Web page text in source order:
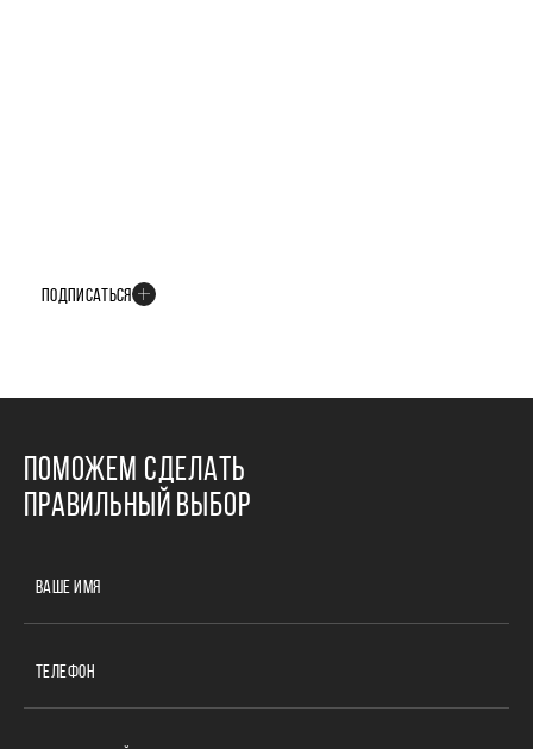
ПОДПИСАТЬСЯ
ПОМОЖЕМ СДЕЛАТЬ
ПРАВИЛЬНЫЙ ВЫБОР
ВАШЕ ИМЯ
ТЕЛЕФОН